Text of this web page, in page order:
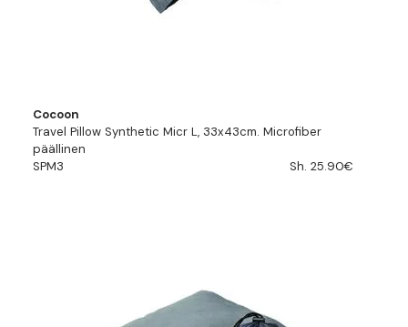
Cocoon
Travel Pillow Synthetic Micr L, 33x43cm. Microfiber
päällinen
SPM3
Sh. 25.90€